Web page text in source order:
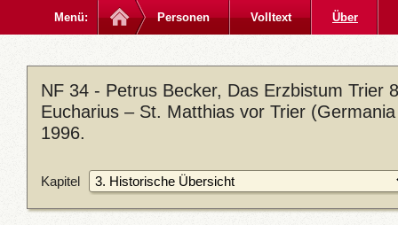
Menü: Personen Volltext Über
NF 34 - Petrus Becker, Das Erzbistum Trier
Eucharius – St. Matthias vor Trier
1996.
Kapitel